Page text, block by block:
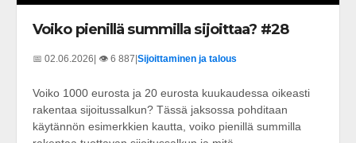
Voiko pienillä summilla sijoittaa? #28
📅 02.06.2026 | 👁️ 6 887 Sijoittaminen ja talous
Voiko 1000 eurosta ja 20 eurosta kuukaudessa oikeasti
rakentaa sijoitussalkun? Tässä jaksossa pohditaan
käytännön esimerkkien kautta, voiko pienillä summilla